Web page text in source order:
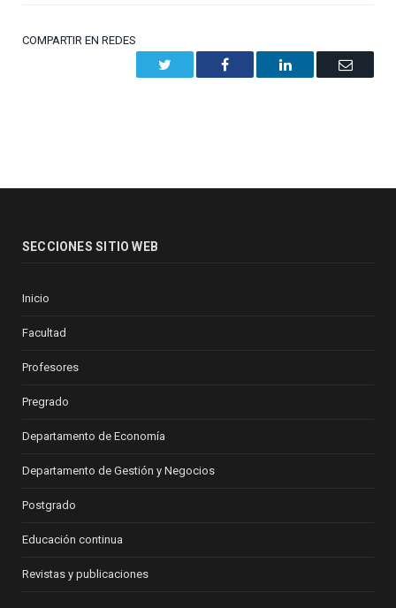
COMPARTIR EN REDES
Facebook LinkedIn Email
SECCIONES SITIO WEB
Inicio
Facultad
Profesores
Pregrado
Departamento de Economía
Departamento de Gestión y Negocios
Postgrado
Educación continua
Revistas y publicaciones